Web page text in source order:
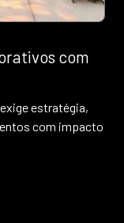
com
estratégia,
com impacto